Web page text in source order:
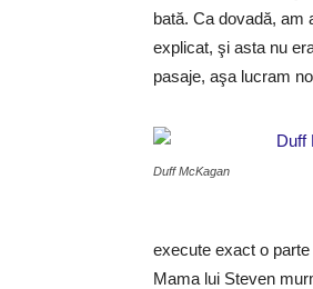
bată. Ca dovadă, am
explicat, şi asta nu
pasaje, aşa lucram
Duff McKagan
execute exact o
Mama lui Steven